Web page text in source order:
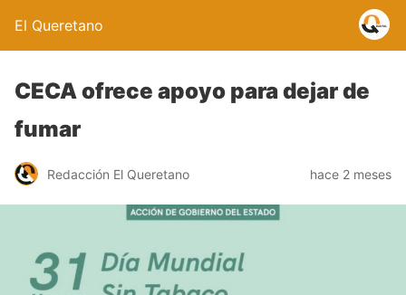
El Queretano
CECA ofrece apoyo para dejar de
fumar
Redacción El Queretano hace 2 meses